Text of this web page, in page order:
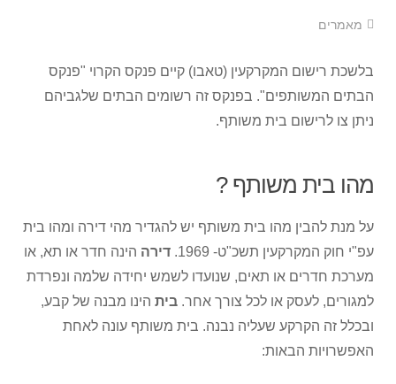
מאמרים
בלשכת רישום המקרקעין (טאבו) קיים פנקס הקרוי "פנקס
הבתים המשותפים". בפנקס זה רשומים הבתים שלגביהם
ניתן צו לרישום בית משותף.
מהו בית משותף ?
על מנת להבין מהו בית משותף יש להגדיר מהי דירה ומהו בית
עפ"י חוק המקרקעין תשכ"ט- 1969.
דירה הינה חדר או תא, או
מערכת חדרים או תאים, שנועדו לשמש יחידה שלמה ונפרדת
למגורים, לעסק או לכל צורך אחר. ביתהינו מבנה של קבע,
ובכלל זה הקרקע שעליה נבנה. בית משותף עונה לאחת
האפשרויות הבאות: